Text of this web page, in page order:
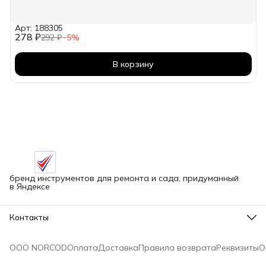
278 ₽292 ₽−5%
Арт: 188305
В корзину
бренд инструментов для ремонта и сада, придуманный
в Яндексе
Контакты
Телефон
ООО NORCODОплатаДоставкаПравила возвратаРеквизиты